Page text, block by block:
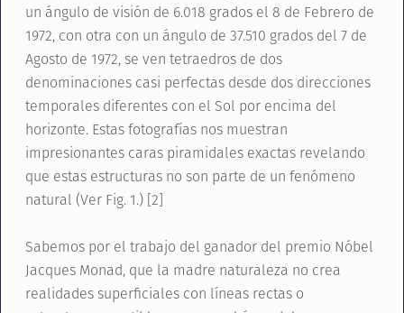
un ángulo de visión de 6.018 grados el 8 de Febrero de
1972, con otra con un ángulo de 37.510 grados del 7 de
Agosto de 1972, se ven tetraedros de dos
denominaciones casi perfectas desde dos direcciones
temporales diferentes con el Sol por encima del
horizonte. Estas fotografías nos muestran
impresionantes caras piramidales exactas revelando
que estas estructuras no son parte de un fenómeno
natural (Ver Fig. 1.) [2]
Sabemos por el trabajo del ganador del premio Nóbel
Jacques Monad, que la madre naturaleza no crea
realidades superficiales con líneas rectas o